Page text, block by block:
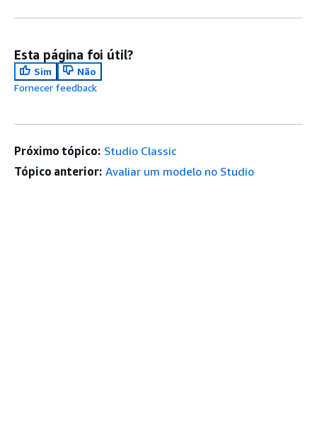
Esta página foi útil?
Sim
Não
Fornecer feedback
Próximo tópico: Studio Classic
Tópico anterior: Avaliar um modelo no Studio